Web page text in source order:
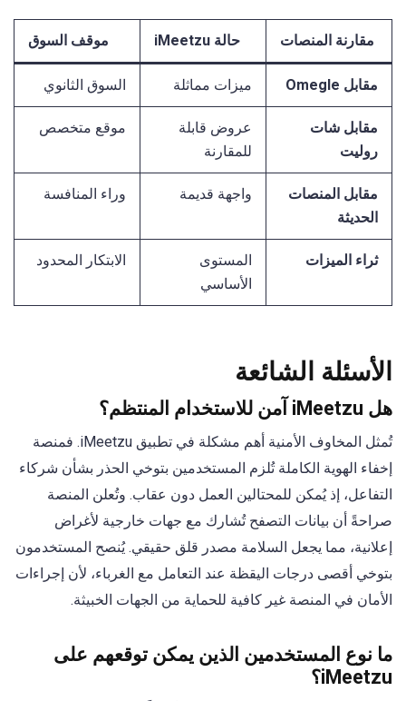
مقارنة المنصات حالة iMeetzu موقف السوق
مقابل Omegle ميزات مماثلة السوق الثانوي
مقابل شات
روليت
عروض قابلة
للمقارنة
موقع متخصص
مقابل المنصات
الحديثة
واجهة قديمة وراء المنافسة
ثراء الميزات
المستوى
الأساسي
الابتكار المحدود
الأسئلة الشائعة
هل iMeetzu آمن للاستخدام المنتظم؟
تُمثل المخاوف الأمنية أهم مشكلة في تطبيق iMeetzu. فمنصة
إخفاء الهوية الكاملة تُلزم المستخدمين بتوخي الحذر بشأن شركاء
التفاعل، إذ يُمكن للمحتالين العمل دون عقاب. وتُعلن المنصة
صراحةً أن بيانات التصفح تُشارك مع جهات خارجية لأغراض
إعلانية، مما يجعل السلامة مصدر قلق حقيقي. يُنصح المستخدمون
بتوخي أقصى درجات اليقظة عند التعامل مع الغرباء، لأن إجراءات
الأمان في المنصة غير كافية للحماية من الجهات الخبيثة.
ما نوع المستخدمين الذين يمكن توقعهم على
iMeetzu؟